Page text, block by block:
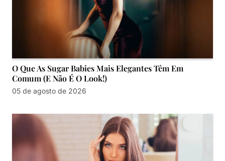
O Que As Sugar Babies Mais Elegantes Têm Em
Comum (e Não É O Look!)
05 de agosto de 2026